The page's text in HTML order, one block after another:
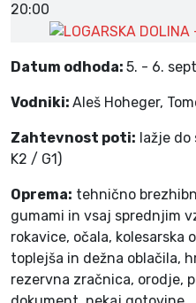
20:00
Datum odhoda: 5. - 6.
Vodniki: Aleš Hoheger,
Zahtevnost poti: lažje do
K2 / G1)
Oprema: tehnično
gumami in vsaj sprednjim
rokavice, očala, kolesarska
toplejša in dežna oblačila,
rezervna zračnica, orodje,